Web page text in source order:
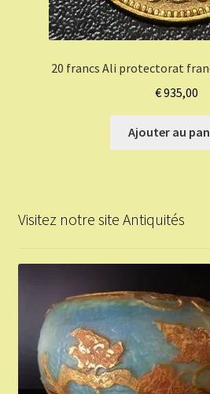
20 francs Ali protectorat
€935,00
Ajouter au
Visitez notre site Antiquités